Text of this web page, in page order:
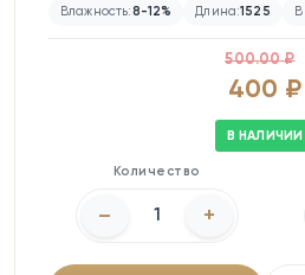
Влажность:8-12% Длина:1525
500.00 ₽
400 ₽
В НАЛИЧИИ
Количество
– +